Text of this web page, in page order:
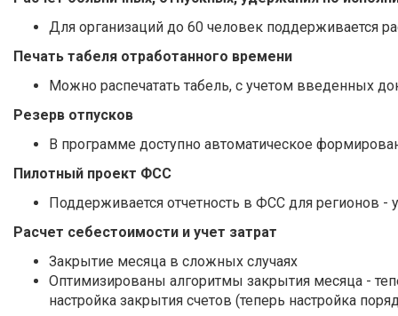
Для организаций до 60 человек поддерживается
Печать табеля отработанного времени
Можно распечатать табель, с учетом введенных
Резерв отпусков
В программе доступно автоматическое
Пилотный проект ФСС
Поддерживается отчетность в ФСС для регионов -
Расчет себестоимости и учет затрат
Закрытие месяца в сложных случаях
Оптимизированы алгоритмы закрытия месяца -
настройка закрытия счетов (теперь настройка